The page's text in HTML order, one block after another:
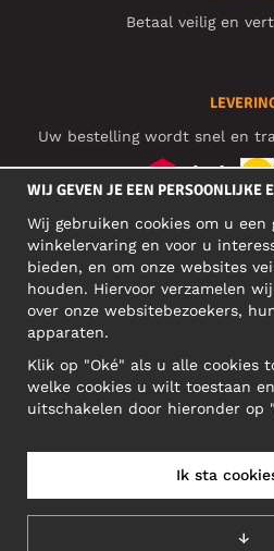
Betaal veilig en
Uw bestelling wordt snel en
SOCIAL
Narva mnt 5, EE-
Reg:
NEDERLAND/
WIJ GEVEN JE EEN PERSOONLIJKE
Wij gebruiken cookies om u een
winkelervaring en voor u
bieden, en om onze websites
houden. Hiervoor verzamelen
over onze websitebezoekers,
apparaten.
Klik op "Oké" als u alle cookies
welke cookies u wilt toestaan
uitschakelen door hieronder op
↓
Ik sta